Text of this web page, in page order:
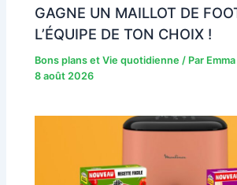
GAGNE UN MAILLOT DE
L’ÉQUIPE DE TON CHOIX !
Bons plans et Vie quotidienne / Par
8 août 2026